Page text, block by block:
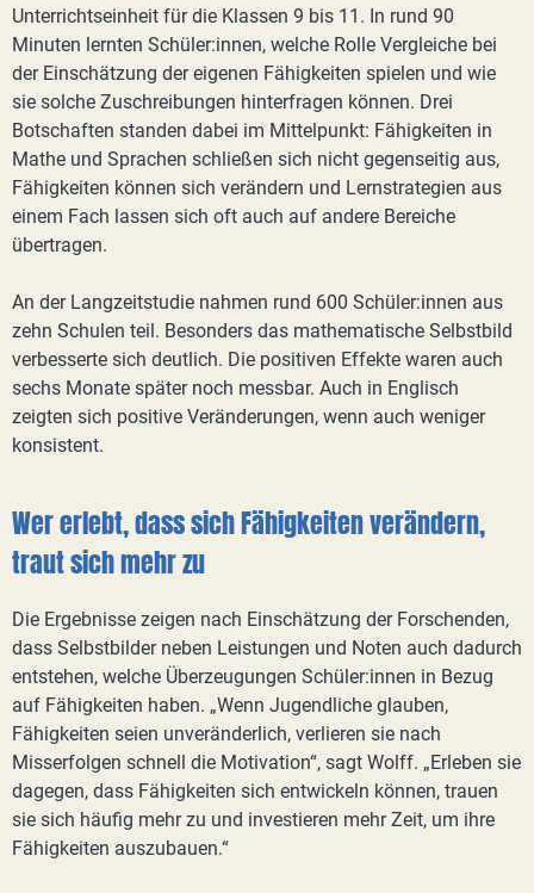
Unterrichtseinheit für die Klassen 9 bis 11. In rund 90
Minuten lernten Schüler:innen, welche Rolle Vergleiche bei
der Einschätzung der eigenen Fähigkeiten spielen und wie
sie solche Zuschreibungen hinterfragen können. Drei
Botschaften standen dabei im Mittelpunkt: Fähigkeiten in
Mathe und Sprachen schließen sich nicht gegenseitig aus,
Fähigkeiten können sich verändern und Lernstrategien aus
einem Fach lassen sich oft auch auf andere Bereiche
übertragen.
An der Langzeitstudie nahmen rund 600 Schüler:innen aus
zehn Schulen teil. Besonders das mathematische Selbstbild
verbesserte sich deutlich. Die positiven Effekte waren auch
sechs Monate später noch messbar. Auch in Englisch
zeigten sich positive Veränderungen, wenn auch weniger
konsistent.
Wer erlebt, dass sich Fähigkeiten verändern,
traut sich mehr zu
Die Ergebnisse zeigen nach Einschätzung der Forschenden,
dass Selbstbilder neben Leistungen und Noten auch dadurch
entstehen, welche Überzeugungen Schüler:innen in Bezug
auf Fähigkeiten haben. „Wenn Jugendliche glauben,
Fähigkeiten seien unveränderlich, verlieren sie nach
Misserfolgen schnell die Motivation“, sagt Wolff. „Erleben sie
dagegen, dass Fähigkeiten sich entwickeln können, trauen
sie sich häufig mehr zu und investieren mehr Zeit, um ihre
Fähigkeiten auszubauen.“